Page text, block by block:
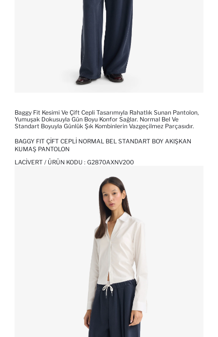
Baggy Fit Kesimi Ve Çift Cepli Tasarımıyla Rahatlık Sunan Pantolon,
Yumuşak Dokusuyla Gün Boyu Konfor Sağlar. Normal Bel Ve
Standart Boyuyla Günlük Şık Kombinlerin Vazgeçilmez Parçasıdır.
BAGGY FIT ÇIFT CEPLI NORMAL BEL STANDART BOY AKIŞKAN
KUMAŞ PANTOLON
LACIVERT / ÜRÜN KODU : G2870AXNV200